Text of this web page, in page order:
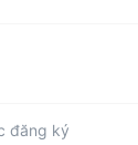
đăng ký